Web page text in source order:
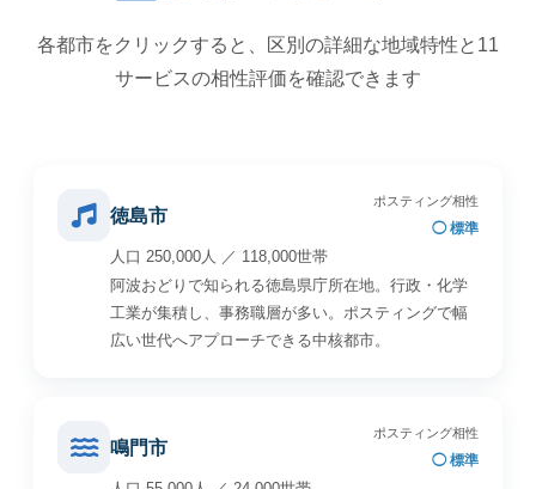
各都市をクリックすると、区別の詳細な地域特性と11
サービスの相性評価を確認できます
徳島市
ポスティング相性
◯ 標準
人口 250,000人 ／ 118,000世帯
阿波おどりで知られる徳島県庁所在地。行政・化学
工業が集積し、事務職層が多い。ポスティングで幅
広い世代へアプローチできる中核都市。
鳴門市
ポスティング相性
◯ 標準